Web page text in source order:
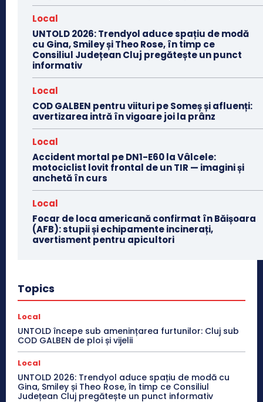
Local
UNTOLD 2026: Trendyol aduce spațiu de modă
cu Gina, Smiley și Theo Rose, în timp ce
Consiliul Județean Cluj pregătește un punct
informativ
Local
COD GALBEN pentru viituri pe Someș și afluenți:
avertizarea intră în vigoare joi la prânz
Local
Accident mortal pe DN1-E60 la Vâlcele:
motociclist lovit frontal de un TIR — imagini și
anchetă în curs
Local
Focar de loca americană confirmat în Băișoara
(AFB): stupii și echipamente incinerați,
avertisment pentru apicultori
Topics
Local
UNTOLD începe sub amenințarea furtunilor: Cluj sub
COD GALBEN de ploi și vijelii
Local
UNTOLD 2026: Trendyol aduce spațiu de modă cu
Gina, Smiley și Theo Rose, în timp ce Consiliul
Județean Cluj pregătește un punct informativ